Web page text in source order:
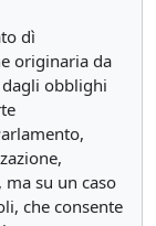
dì
originaria da
obblighi
su un caso
che consente